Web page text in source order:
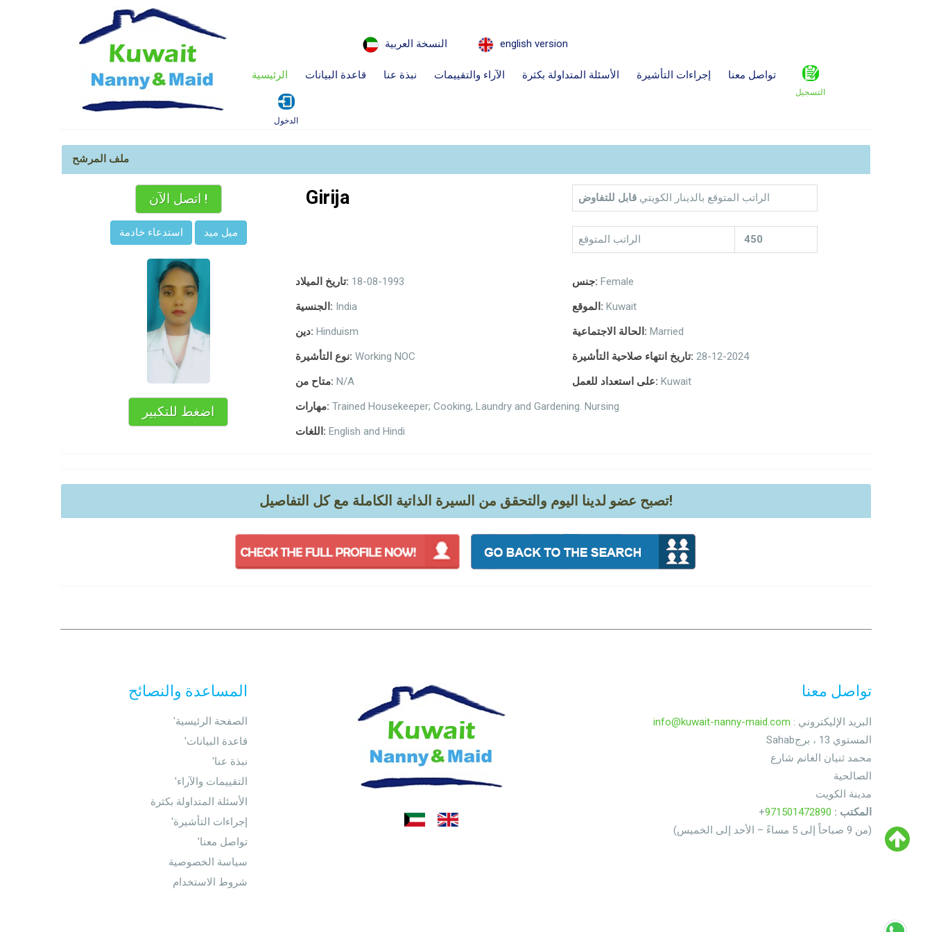
النسخة العربية english version
الرئيسية قاعدة البيانات نبذة عنا الآراء والتقييمات الأسئلة المتداولة بكثرة إجراءات التأشيرة تواصل معنا
التسجيل
الدخول
ملف المرشح
اتصل الآن !
استدعاء خادمة ميل ميد
اضغط للتكبير
Girija الراتب المتوقع بالدينار الكويتي قابل للتفاوض
الراتب المتوقع 450
تاريخ الميلاد: 18-08-1993 جنس: Female
الجنسية: India الموقع: Kuwait
دين: Hinduism الحالة الاجتماعية: Married
نوع التأشيرة: Working NOC تاريخ انتهاء صلاحية التأشيرة: 28-12-2024
متاح من: N/A على استعداد للعمل: Kuwait
مهارات: Trained Housekeeper; Cooking, Laundry and Gardening. Nursing
اللغات: English and Hindi
تصبح عضو لدينا اليوم والتحقق من السيرة الذاتية الكاملة مع كل التفاصيل!
المساعدة والنصائح
'الصفحة الرئيسية
'قاعدة البيانات
'نبذة عنا
'التقييمات والآراء
الأسئلة المتداولة بكثرة
'إجراءات التأشيرة
'تواصل معنا
سياسة الخصوصية
شروط الاستخدام
تواصل معنا
info@kuwait-nanny-maid.com
: البريد الإليكتروني
Sahabالمستوي 13 ، برج
محمد ثنيان الغانم شارع
الصالحية
مدينة الكويت
+
المكتب : 971501472890
(من 9 صباحاً إلى 5 مساءً – الأحد إلى الخميس)